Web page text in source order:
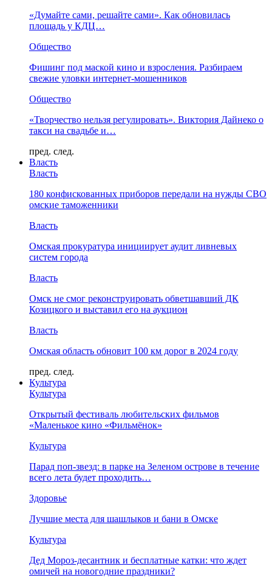
«Думайте сами, решайте сами». Как обновилась
площадь у КДЦ…
Общество
Фишинг под маской кино и взросления. Разбираем
свежие уловки интернет-мошенников
Общество
«Творчество нельзя регулировать». Виктория Дайнеко о
такси на свадьбе и…
пред. след.
Власть
Власть
180 конфискованных приборов передали на нужды СВО
омские таможенники
Власть
Омская прокуратура инициирует аудит ливневых
систем города
Власть
Омск не смог реконструировать обветшавший ДК
Козицкого и выставил его на аукцион
Власть
Омская область обновит 100 км дорог в 2024 году
пред. след.
Культура
Культура
Открытый фестиваль любительских фильмов
«Маленькое кино «Фильмёнок»
Культура
Парад поп-звезд: в парке на Зеленом острове в течение
всего лета будет проходить…
Здоровье
Лучшие места для шашлыков и бани в Омске
Культура
Дед Мороз-десантник и бесплатные катки: что ждет
омичей на новогодние праздники?